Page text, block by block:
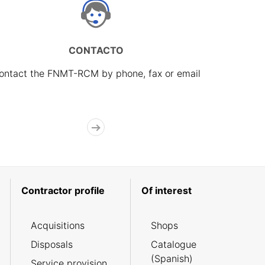
CONTACTO
the FNMT-RCM by phone, fax or email
Contractor profile
Acquisitions
Disposals
Of interest
Shops
Catalogue
(Spanish)